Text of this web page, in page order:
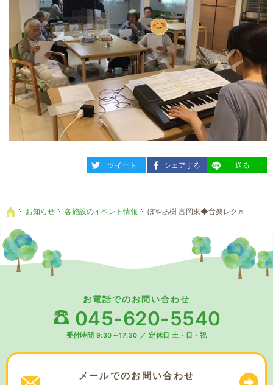
entry1052
ツイート entry1052
シェアする entry1052
送る
ホーム
お知らせ 各施設のイベント情報 ぼやあ樹 富岡東◆音楽レク♬
お電話でのお問い合わせ
045-620-5540
受付時間 9:30～17:30 ／ 定休日 土・日・祝
メールでのお問い合わせ